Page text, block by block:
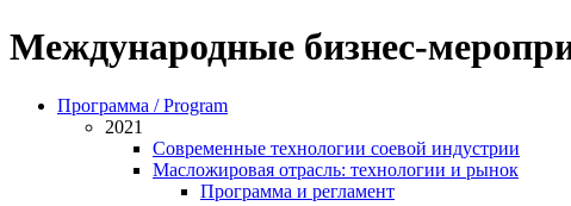
Международные бизнес-
Программа / Program
2021
Современные технологии соевой индустрии
Масложировая отрасль: технологии и рынок
Программа и регламент